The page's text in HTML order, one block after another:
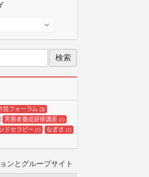
イ
ト
民フォーラム (3)
実務者養成研修講座 (1)
ドセラピー (1) なぎさ (1)
ンとグループサイト